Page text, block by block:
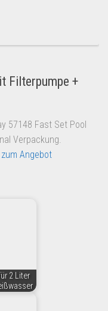
Filterpumpe +
57148 Fast Set Pool
Verpackung.
Angebot
2 Liter